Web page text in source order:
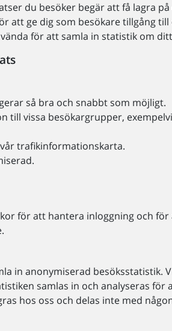
du besöker begär att få lagra
att ge dig som besökare tillgång
för att samla in statistik om
så bra och snabbt som möjligt.
till vissa besökargrupper,
trafikinformationskarta.
för att hantera inloggning och
in anonymiserad besöksstatistik.
samlas in och analyseras för
hos oss och delas inte med